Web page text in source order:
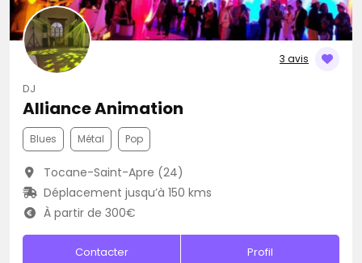
3 avis
DJ
Alliance Animation
Blues Métal Pop
Tocane-Saint-Apre (24)
Déplacement jusqu’à 150 kms
À partir de 300€
Contacter Profil